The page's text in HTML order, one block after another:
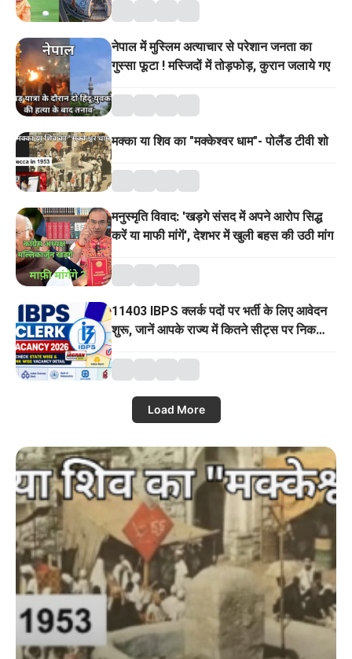
नेपाल में मुस्लिम अत्याचार से परेशान जनता का
गुस्सा फूटा ! मस्जिदों में तोड़फोड़, कुरान जलाये गए
मक्का या शिव का "मक्केश्वर धाम"- पोलैंड टीवी शो
मनुस्मृति विवाद: 'खड़गे संसद में अपने आरोप सिद्ध
करें या माफी मांगें', देशभर में खुली बहस की उठी मांग
11403 IBPS क्लर्क पदों पर भर्ती के लिए आवेदन
शुरू, जानें आपके राज्य में कितने सीट्स पर निकली
Load More